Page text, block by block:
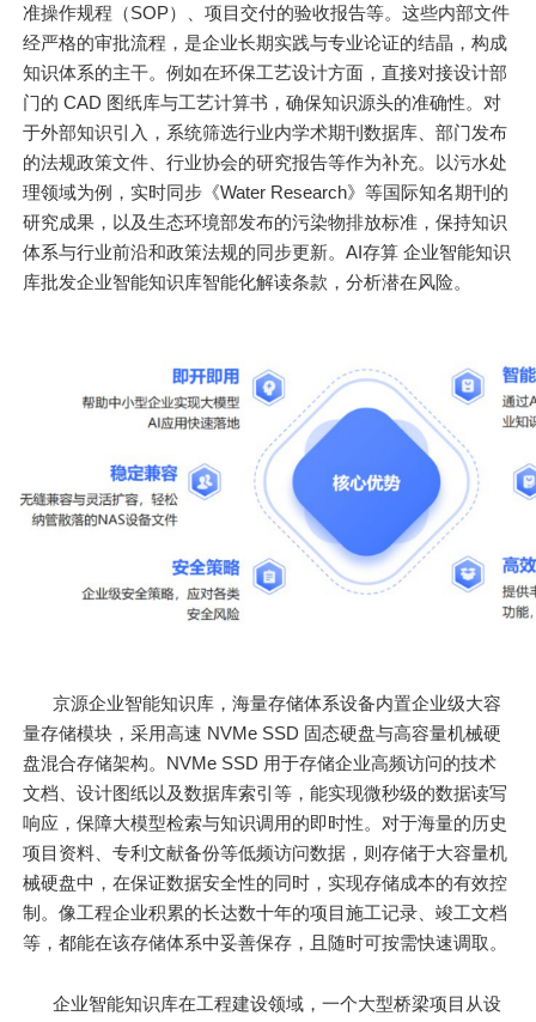
准操作规程（SOP）、项目交付的验收报告等。这些内部文件
经严格的审批流程，是企业长期实践与专业论证的结晶，构成
知识体系的主干。例如在环保工艺设计方面，直接对接设计部
门的 CAD 图纸库与工艺计算书，确保知识源头的准确性。对
于外部知识引入，系统筛选行业内学术期刊数据库、部门发布
的法规政策文件、行业协会的研究报告等作为补充。以污水处
理领域为例，实时同步《Water Research》等国际知名期刊的
研究成果，以及生态环境部发布的污染物排放标准，保持知识
体系与行业前沿和政策法规的同步更新。AI存算 企业智能知识
库批发企业智能知识库智能化解读条款，分析潜在风险。
京源企业智能知识库，海量存储体系设备内置企业级大容
量存储模块，采用高速 NVMe SSD 固态硬盘与高容量机械硬
盘混合存储架构。NVMe SSD 用于存储企业高频访问的技术
文档、设计图纸以及数据库索引等，能实现微秒级的数据读写
响应，保障大模型检索与知识调用的即时性。对于海量的历史
项目资料、专利文献备份等低频访问数据，则存储于大容量机
械硬盘中，在保证数据安全性的同时，实现存储成本的有效控
制。像工程企业积累的长达数十年的项目施工记录、竣工文档
等，都能在该存储体系中妥善保存，且随时可按需快速调取。
企业智能知识库在工程建设领域，一个大型桥梁项目从设